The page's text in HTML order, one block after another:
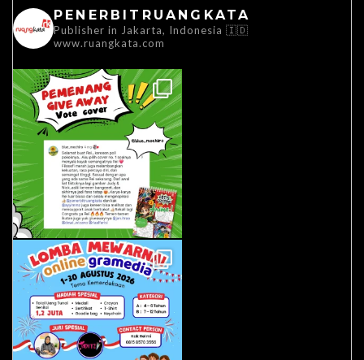
PENERBITRUANGKATA
Publisher in Jakarta, Indonesia 🇮🇩
www.ruangkata.com